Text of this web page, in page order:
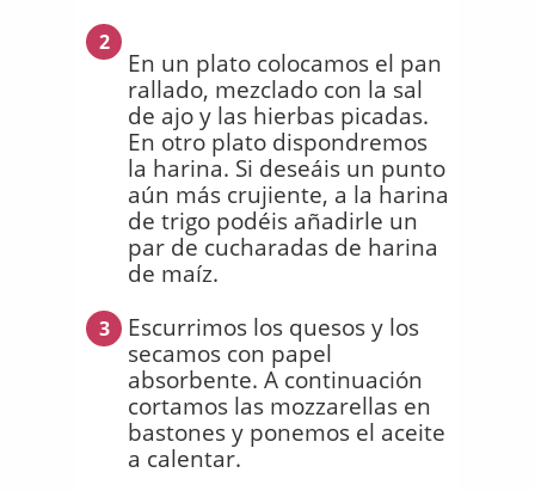
2
En un plato colocamos el pan
rallado, mezclado con la sal
de ajo y las hierbas picadas.
En otro plato dispondremos
la harina. Si deseáis un punto
aún más crujiente, a la harina
de trigo podéis añadirle un
par de cucharadas de harina
de maíz.
3
Escurrimos los quesos y los
secamos con papel
absorbente. A continuación
cortamos las mozzarellas en
bastones y ponemos el aceite
a calentar.